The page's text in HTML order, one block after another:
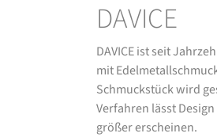
DAVICE
DAVICE ist seit
mit
Schmuckstück wird
Verfahren lässt
größer erscheinen.